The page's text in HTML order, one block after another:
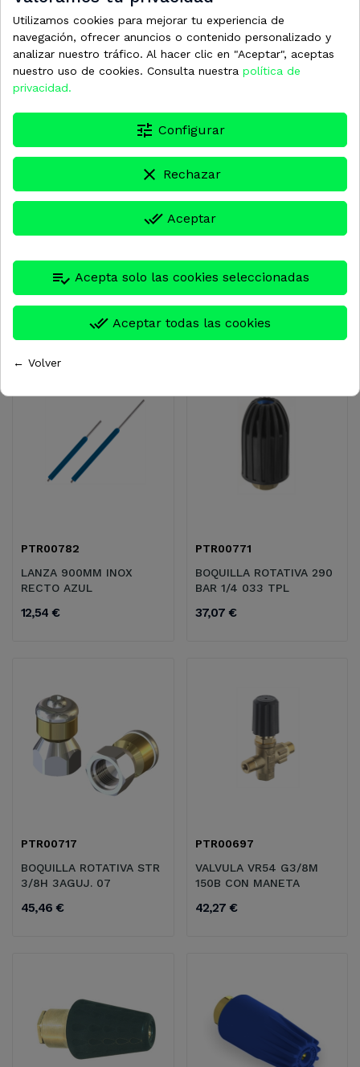
171,57 € 171,57 €
BOQUILLA ROTATIVA
TPR-350 1/4 06
BOQUILLA ROTATIVA
TPR-255 1/4 04
45,32 €
PTR00782
LANZA 900MM INOX
RECTO AZUL
12,54 €
PTR00771
BOQUILLA ROTATIVA 290
BAR 1/4 033 TPL
37,07 €
PTR00717
BOQUILLA ROTATIVA STR
3/8H 3AGUJ. 07
45,46 €
PTR00697
VALVULA VR54 G3/8M
150B CON MANETA
42,27 €
Utilizamos cookies para mejorar tu experiencia de
navegación, ofrecer anuncios o contenido personalizado y
analizar nuestro tráfico. Al hacer clic en "Aceptar", aceptas
nuestro uso de cookies. Consulta nuestra política de
privacidad.
tune Configurar
clear Rechazar
done_all Aceptar
playlist_add_check Acepta solo las cookies seleccionadas
done_all Aceptar todas las cookies
← Volver